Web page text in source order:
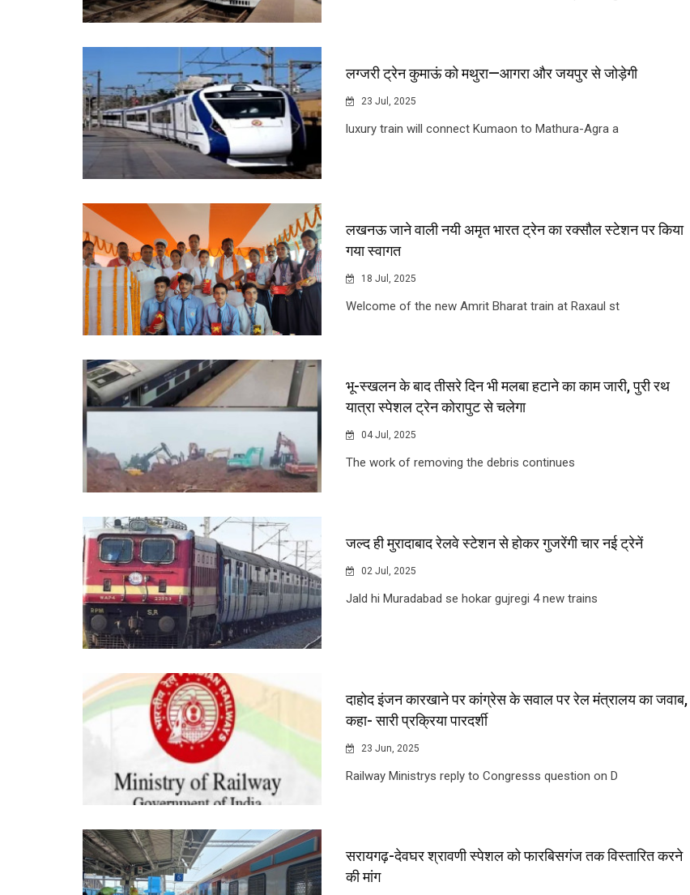
लग्जरी ट्रेन कुमाऊं को मथुरा—आगरा और जयपुर से जोड़ेगी
23 Jul, 2025
luxury train will connect Kumaon to Mathura-Agra a
लखनऊ जाने वाली नयी अमृत भारत ट्रेन का रक्सौल स्टेशन पर किया
गया स्वागत
18 Jul, 2025
Welcome of the new Amrit Bharat train at Raxaul st
भू-स्खलन के बाद तीसरे दिन भी मलबा हटाने का काम जारी, पुरी रथ
यात्रा स्पेशल ट्रेन कोरापुट से चलेगा
04 Jul, 2025
The work of removing the debris continues
जल्द ही मुरादाबाद रेलवे स्टेशन से होकर गुजरेंगी चार नई ट्रेनें
02 Jul, 2025
Jald hi Muradabad se hokar gujregi 4 new trains
दाहोद इंजन कारखाने पर कांग्रेस के सवाल पर रेल मंत्रालय का जवाब,
कहा- सारी प्रक्रिया पारदर्शी
23 Jun, 2025
Railway Ministrys reply to Congresss question on D
सरायगढ़-देवघर श्रावणी स्पेशल को फारबिसगंज तक विस्तारित करने
की मांग